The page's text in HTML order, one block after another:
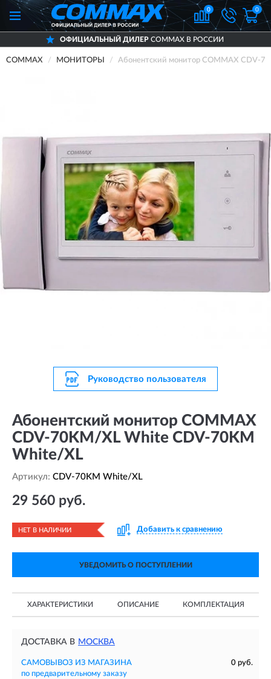
0 0
ОФИЦИАЛЬНЫЙ ДИЛЕР COMMAX В РОССИИ
COMMAX МОНИТОРЫ Абонентский монитор COMMAX CDV-
Руководство пользователя
Абонентский монитор COMMAX
CDV-70KM/XL White CDV-70KM
White/XL
Артикул: CDV-70KM White/XL
29 560 руб.
НЕТ В НАЛИЧИИ Добавить к сравнению
УВЕДОМИТЬ О ПОСТУПЛЕНИИ
ХАРАКТЕРИСТИКИ ОПИСАНИЕ КОМПЛЕКТАЦИЯ
ДОСТАВКА В МОСКВА
САМОВЫВОЗ ИЗ МАГАЗИНА
0 руб.
по предварительному заказу